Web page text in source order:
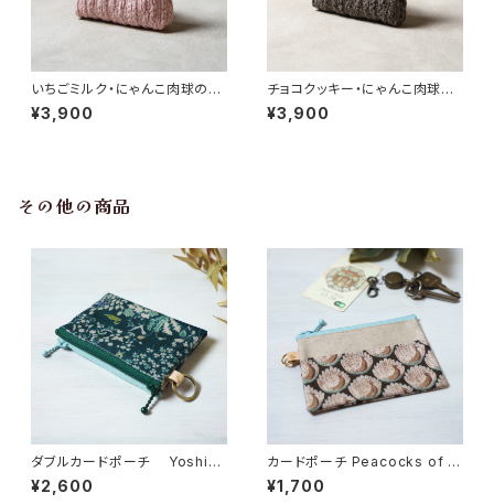
いちごミルク・にゃんこ肉球のポ
ーチ
¥3,900
チョコクッキー・にゃんこ肉球の
ポーチ
¥3,900
その他の商品
ダブルカードポーチ Yoshie
（ヨシエ） リバティラミネート生
地
¥2,600
カードポーチ Peacocks of G
rantham Hall（ピーコックス・オ
ブ・グランサムホール） チョコミ
¥1,700